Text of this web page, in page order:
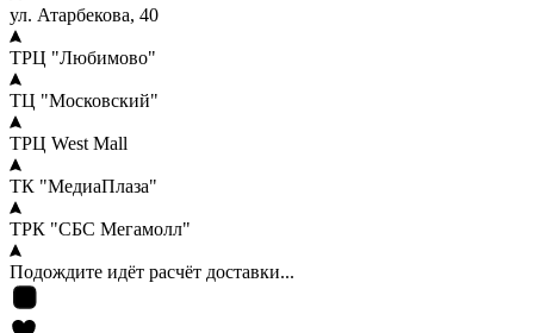
ул. Атарбекова, 40
ТРЦ "Любимово"
ТЦ "Московский"
ТРЦ West Mall
ТК "МедиаПлаза"
ТРК "СБС Мегамолл"
Подождите идёт расчёт доставки...